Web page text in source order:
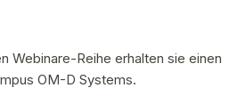
Webinare-Reihe erhalten sie einen
OM-D Systems.